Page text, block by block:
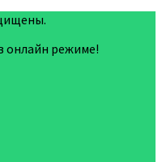
онлайн режиме!